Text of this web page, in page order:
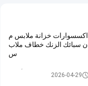
اكسسوارات خزانة ملابس م
ن سبائك الزنك خطاف ملاب
س
مقابض سحب الأجهزة2026-04-29